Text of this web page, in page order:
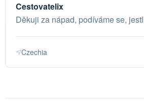
Cestovatelix
Děkuji za nápad, podíváme se,
Czechia